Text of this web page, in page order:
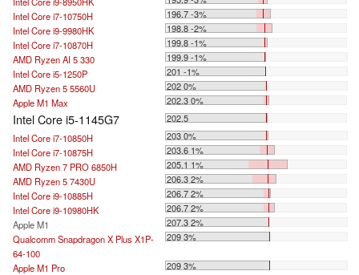
Intel Core i7-10750H
196.7 -3%
Intel Core i9-9980HK
198.8 -2%
Intel Core i7-10870H
199.8 -1%
AMD Ryzen AI 5 330
199.9 -1%
Intel Core i5-1250P
201 -1%
AMD Ryzen 5 5560U
202 0%
Apple M1 Max
202.3 0%
Intel Core i5-1145G7
202.5
Intel Core i7-10850H
203 0%
Intel Core i7-10875H
203.6 1%
AMD Ryzen 7 PRO 6850H
205.1 1%
AMD Ryzen 5 7430U
206.3 2%
Intel Core i9-10885H
206.7 2%
Intel Core i9-10980HK
206.7 2%
Apple M1
207.3 2%
Qualcomm Snapdragon X Plus X1P-
64-100
209 3%
Apple M1 Pro 209 3%